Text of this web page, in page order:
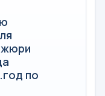
жюри
по